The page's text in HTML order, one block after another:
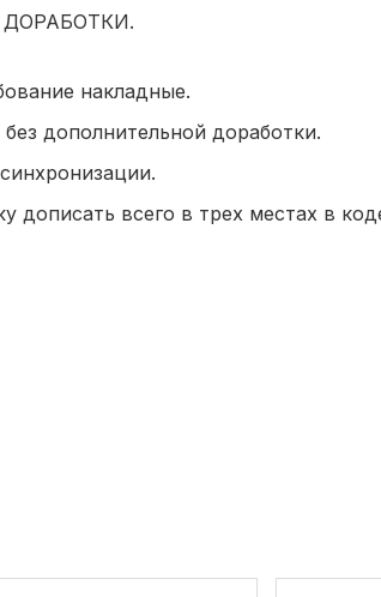
накладные.
дополнительной доработки.
дописать всего в трех местах в